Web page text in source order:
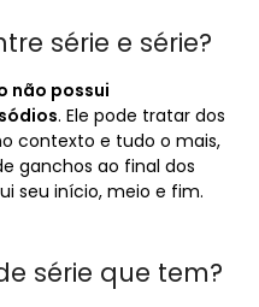
série e série?
não possui
. Ele pode tratar dos
contexto e tudo o mais,
ganchos ao final dos
seu início, meio e fim.
série que tem?